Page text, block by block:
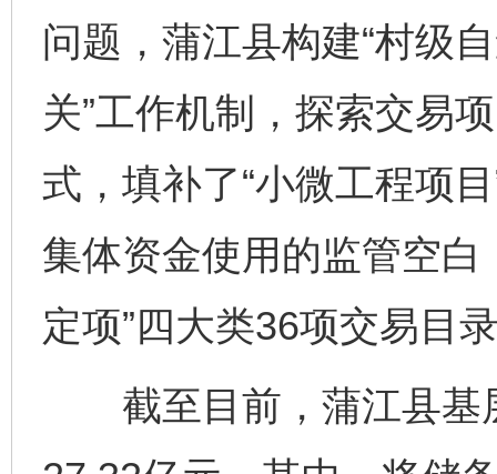
问题，蒲江县构建“村级
关”工作机制，探索交易
式，填补了“小微工程项
集体资金使用的监管空白
定项”四大类36项交易目
截至目前，蒲江县基